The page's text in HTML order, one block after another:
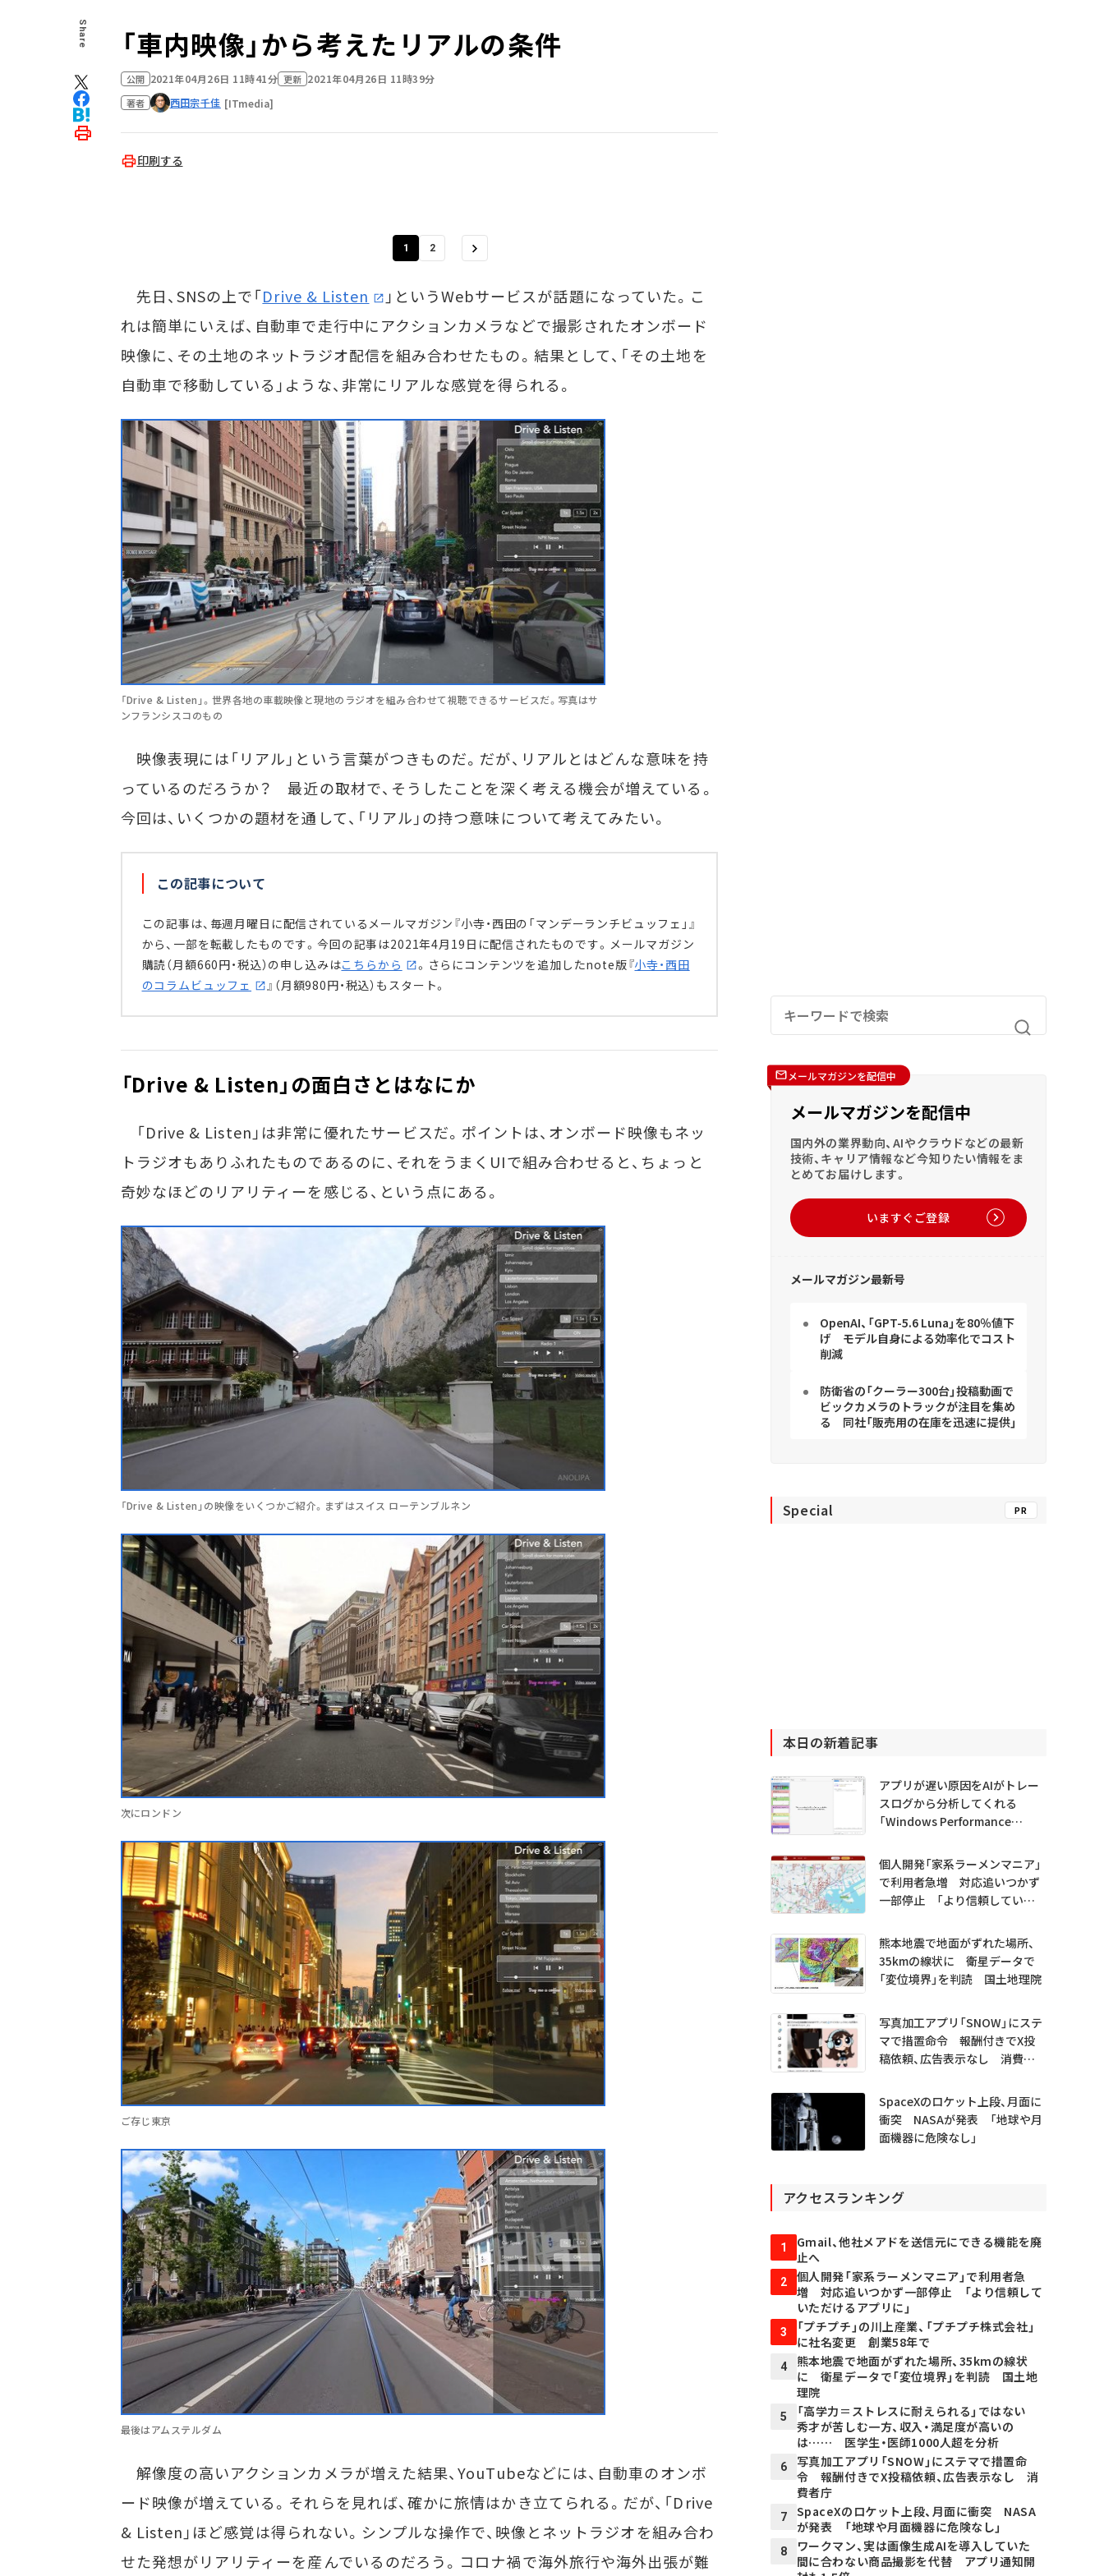
Share 「車内映像」から考えたリアルの条件
公開 2021年04月26日 11時41分 更新 2021年04月26日 11時39分
著者 西田宗千佳 [ITmedia]
印刷する
1 2
先日、SNSの上で「Drive & Listen
」というWebサービスが話題になっていた。こ
れは簡単にいえば、自動車で走行中にアクションカメラなどで撮影されたオンボード
映像に、その土地のネットラジオ配信を組み合わせたもの。結果として、「その土地を
自動車で移動している」ような、非常にリアルな感覚を得られる。
「Drive & Listen」。世界各地の車載映像と現地のラジオを組み合わせて視聴できるサービスだ。写真はサ
ンフランシスコのもの
映像表現には「リアル」という言葉がつきものだ。だが、リアルとはどんな意味を持
っているのだろうか？ 最近の取材で、そうしたことを深く考える機会が増えている。
今回は、いくつかの題材を通して、「リアル」の持つ意味について考えてみたい。
この記事について
この記事は、毎週月曜日に配信されているメールマガジン『小寺・西田の「マンデーランチビュッフェ」』
から、一部を転載したものです。今回の記事は2021年4月19日に配信されたものです。メールマガジン
購読（月額660円・税込）の申し込みはこちらから 。さらにコンテンツを追加したnote版『小寺・西田
のコラムビュッフェ
』（月額980円・税込）もスタート。
「Drive & Listen」の面白さとはなにか
「Drive & Listen」は非常に優れたサービスだ。ポイントは、オンボード映像もネッ
トラジオもありふれたものであるのに、それをうまくUIで組み合わせると、ちょっと
奇妙なほどのリアリティーを感じる、という点にある。
「Drive & Listen」の映像をいくつかご紹介。まずはスイス ローテンブルネン
次にロンドン
ご存じ東京
最後はアムステルダム
解像度の高いアクションカメラが増えた結果、YouTubeなどには、自動車のオンボ
ード映像が増えている。それらを見れば、確かに旅情はかき立てられる。だが、「Drive
& Listen」ほど感覚は得られない。シンプルな操作で、映像とネットラジオを組み合わ
せた発想がリアリティーを産んでいるのだろう。コロナ禍で海外旅行や海外出張が難
メールマガジンを配信中
メールマガジンを配信中
国内外の業界動向、AIやクラウドなどの最新
技術、キャリア情報など今知りたい情報をま
とめてお届けします。
いますぐご登録
メールマガジン最新号
OpenAI、「GPT-5.6 Luna」を80％値下
げ モデル自身による効率化でコスト
削減
防衛省の「クーラー300台」投稿動画で
ビックカメラのトラックが注目を集め
る 同社「販売用の在庫を迅速に提供」
Special PR
本日の新着記事
アプリが遅い原因をAIがトレー
スログから分析してくれる
「Windows Performance
プレビュー公開
個人開発「家系ラーメンマニア」
で利用者急増 対応追いつかず
一部停止 「より信頼していた
熊本地震で地面がずれた場所、
35kmの線状に 衛星データで
「変位境界」を判読 国土地理院
写真加工アプリ「SNOW」にステ
マで措置命令 報酬付きでX投
稿依頼、広告表示なし 消費者
SpaceXのロケット上段、月面に
衝突 NASAが発表 「地球や月
面機器に危険なし」
アクセスランキング
1
Gmail、他社メアドを送信元にできる機能を廃
止へ
2
個人開発「家系ラーメンマニア」で利用者急
増 対応追いつかず一部停止 「より信頼して
いただけるアプリに」
3
「プチプチ」の川上産業、「プチプチ株式会社」
に社名変更 創業58年で
4
熊本地震で地面がずれた場所、35kmの線状
に 衛星データで「変位境界」を判読 国土地
理院
5
「高学力＝ストレスに耐えられる」ではない
秀才が苦しむ一方、収入・満足度が高いの
は…… 医学生・医師1000人超を分析
6
写真加工アプリ「SNOW」にステマで措置命
令 報酬付きでX投稿依頼、広告表示なし 消
費者庁
7
SpaceXのロケット上段、月面に衝突 NASA
が発表 「地球や月面機器に危険なし」
8
ワークマン、実は画像生成AIを導入していた
間に合わない商品撮影を代替 アプリ通知開